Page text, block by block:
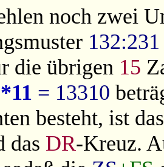
noch zwei
die übrigen 15
= 13310
besteht, ist
das DR-Kreuz.